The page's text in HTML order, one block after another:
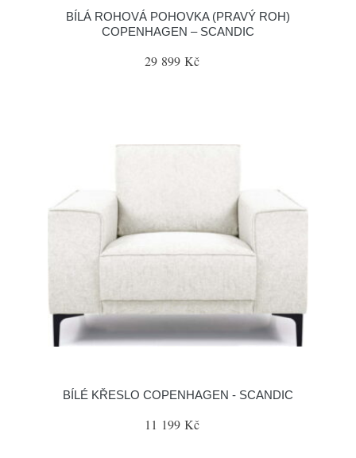
BÍLÁ ROHOVÁ POHOVKA (PRAVÝ ROH)
COPENHAGEN – SCANDIC
29 899 Kč
BÍLÉ KŘESLO COPENHAGEN - SCANDIC
11 199 Kč